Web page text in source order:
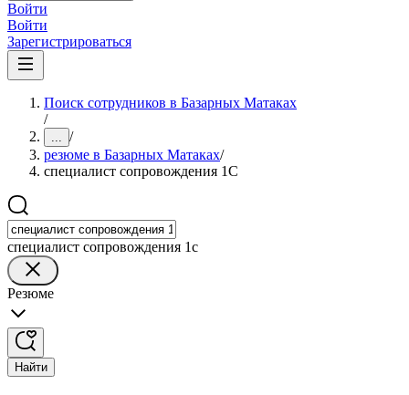
Войти
Войти
Зарегистрироваться
Поиск сотрудников в Базарных Матаках
/
... /
резюме в Базарных Матаках/
специалист сопровождения 1С
специалист сопровождения 1с
Резюме
Найти